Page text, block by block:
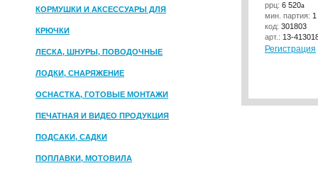
КОРМУШКИ И АКСЕССУАРЫ ДЛЯ
ПРИКОРМКИ
КРЮЧКИ
ЛЕСКА, ШНУРЫ, ПОВОДОЧНЫЕ
МАТЕРИАЛЫ
ЛОДКИ, СНАРЯЖЕНИЕ
ОСНАСТКА, ГОТОВЫЕ МОНТАЖИ
ПЕЧАТНАЯ И ВИДЕО ПРОДУКЦИЯ
ПОДСАКИ, САДКИ
ПОПЛАВКИ, МОТОВИЛА
ррц: 6 520a
мин. партия: 1
код: 301803
арт.: 13-
Регистрация